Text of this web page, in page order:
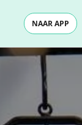
NAAR APP